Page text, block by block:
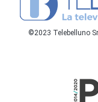
©2023 Telebelluno